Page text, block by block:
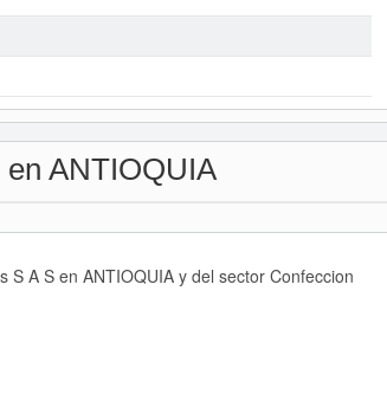
en ANTIOQUIA
A S en ANTIOQUIA y del sector Confeccion